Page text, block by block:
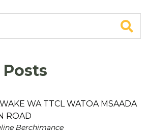
WA TTCL WATOA MSAADA
ROAD
Berchimance